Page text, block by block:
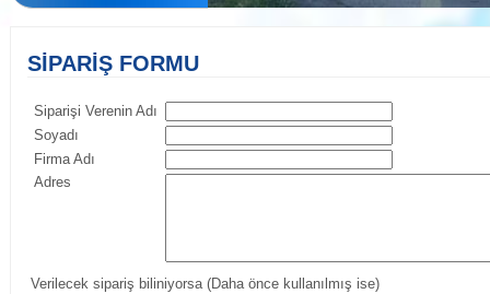
SİPARİŞ FORMU
Siparişi Verenin Adı
Soyadı
Firma Adı
Adres
Verilecek sipariş biliniyorsa (Daha önce kullanılmış ise)